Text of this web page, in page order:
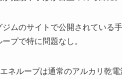
ムのサイトで公開されている
プで特に問題なし。
エネループは通常のアルカリ乾